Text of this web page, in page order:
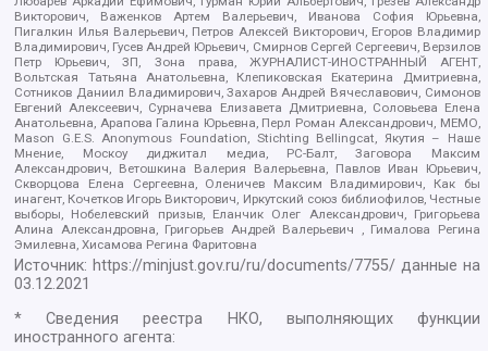
Викторович, Важенков Артем Валерьевич, Иванова София Юрьевна,
Пигалкин Илья Валерьевич, Петров Алексей Викторович, Егоров Владимир
Владимирович, Гусев Андрей Юрьевич, Смирнов Сергей Сергеевич, Верзилов
Петр Юрьевич, ЗП, Зона права, ЖУРНАЛИСТ-ИНОСТРАННЫЙ АГЕНТ,
Вольтская Татьяна Анатольевна, Клепиковская Екатерина Дмитриевна,
Сотников Даниил Владимирович, Захаров Андрей Вячеславович, Симонов
Евгений Алексеевич, Сурначева Елизавета Дмитриевна, Соловьева Елена
Анатольевна, Арапова Галина Юрьевна, Перл Роман Александрович, МЕМО,
Mason G.E.S. Anonymous Foundation, Stichting Bellingcat, Якутия – Наше
Мнение, Москоу диджитал медиа, РС-Балт, Заговора Максим
Александрович, Ветошкина Валерия Валерьевна, Павлов Иван Юрьевич,
Скворцова Елена Сергеевна, Оленичев Максим Владимирович, Как бы
инагент, Кочетков Игорь Викторович, Иркутский союз библиофилов, Честные
выборы, Нобелевский призыв, Еланчик Олег Александрович, Григорьева
Алина Александровна, Григорьев Андрей Валерьевич , Гималова Регина
Эмилевна, Хисамова Регина Фаритовна
Источник: https://minjust.gov.ru/ru/documents/7755/ данные на
03.12.2021
* Сведения реестра НКО, выполняющих функции
иностранного агента: